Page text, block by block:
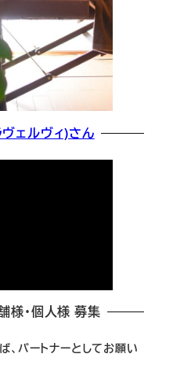
ェルヴィ)さん
様・個人様 募集
パートナーとしてお願い